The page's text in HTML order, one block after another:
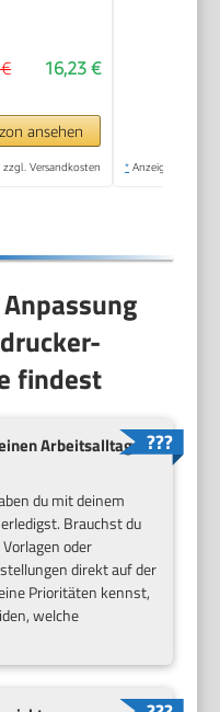
16,23 €
ansehen
zzgl. Versandkosten * Anzeige
findest
Arbeitsalltag
du mit deinem
Brauchst du
oder
direkt auf der
Prioritäten kennst,
welche